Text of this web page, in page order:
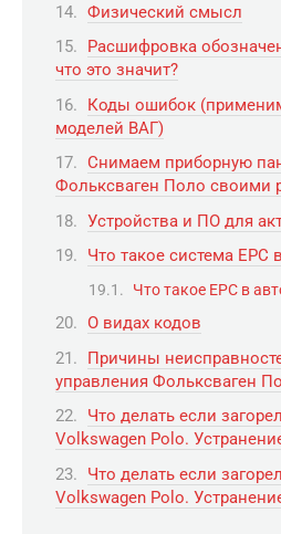
Физический смысл
Расшифровка
что это значит?
Коды ошибок
моделей ВАГ)
Снимаем приборную
Фольксваген Поло своими
Устройства и ПО для
Что такое система
Что такое ЕРС в
О видах кодов
Причины
управления Фольксваген
Что делать если
Volkswagen Polo.
Что делать если
Volkswagen Polo.